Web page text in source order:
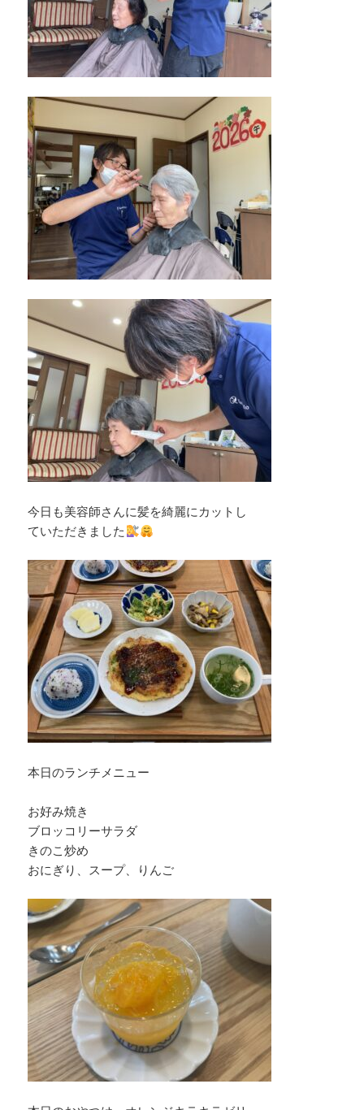
今日も美容師さんに髪を綺麗にカットし
ていただきました
本日のランチメニュー
お好み焼き
ブロッコリーサラダ
きのこ炒め
おにぎり、スープ、りんご